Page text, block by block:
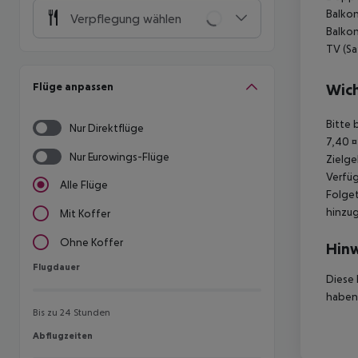
Verpflegung wählen
Flüge anpassen
Nur Direktflüge
Nur Eurowings-Flüge
Alle Flüge
Mit Koffer
Ohne Koffer
Flugdauer
Flugdauer
Bis zu 24 Stunden
Abflugzeiten
Abflugzeiten
TV
Bitte
7,40
Diese